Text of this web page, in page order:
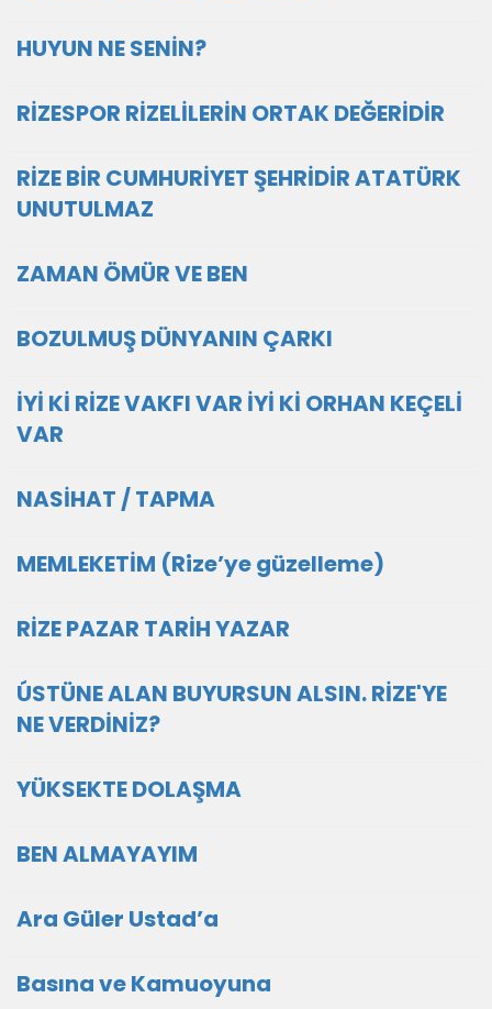
HUYUN NE SENİN?
RİZESPOR RİZELİLERİN ORTAK DEĞERİDİR
RİZE BİR CUMHURİYET ŞEHRİDİR ATATÜRK
UNUTULMAZ
ZAMAN ÖMÜR VE BEN
BOZULMUŞ DÜNYANIN ÇARKI
İYİ Kİ RİZE VAKFI VAR İYİ Kİ ORHAN KEÇELİ
VAR
NASİHAT / TAPMA
MEMLEKETİM (Rize’ye güzelleme)
RİZE PAZAR TARİH YAZAR
ÚSTÜNE ALAN BUYURSUN ALSIN. RİZE'YE
NE VERDİNİZ?
YÜKSEKTE DOLAŞMA
BEN ALMAYAYIM
Ara Güler Ustad’a
Basına ve Kamuoyuna